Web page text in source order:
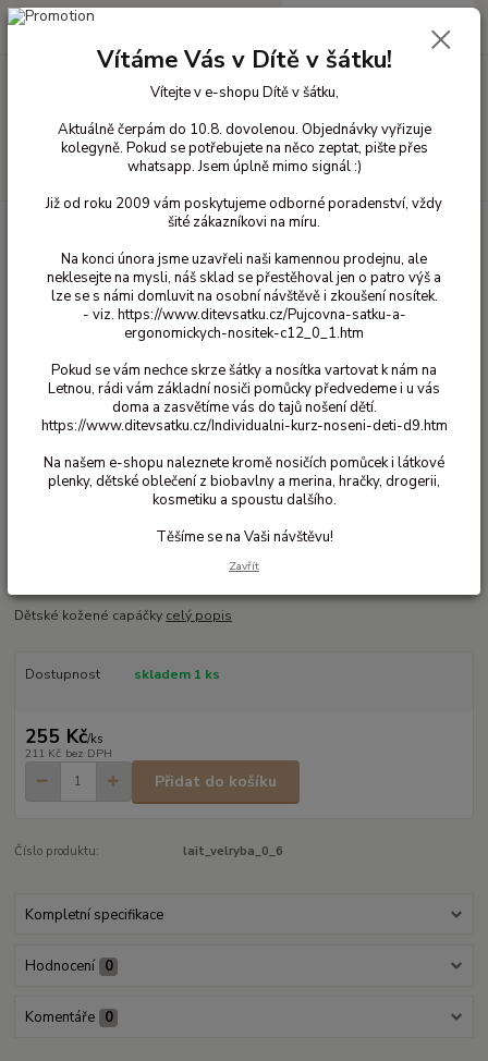
+420 603 818 836
0 Kč
Lait et Miel 0/6 měsíců
Lait et Miel - Růžové velryby 0-6
měsíců
- 50 %
Ohodnotit produkt
Dětské kožené capáčky celý popis
Dostupnost skladem 1 ks
255 Kč/ks
211 Kč bez DPH
Přidat do košíku
Číslo produktu: lait_velryba_0_6
Kompletní specifikace
Hodnocení 0
Komentáře 0
Vítáme Vás v Dítě v šátku!
Vítejte v e-shopu Dítě v šátku,
Aktuálně čerpám do 10.8. dovolenou. Objednávky vyřizuje
kolegyně. Pokud se potřebujete na něco zeptat, pište přes
whatsapp. Jsem úplně mimo signál :)
Již od roku 2009 vám poskytujeme odborné poradenství, vždy
šité zákazníkovi na míru.
Na konci února jsme uzavřeli naši kamennou prodejnu, ale
neklesejte na mysli, náš sklad se přestěhoval jen o patro výš a
lze se s námi domluvit na osobní návštěvě i zkoušení nosítek.
- viz. https://www.ditevsatku.cz/Pujcovna-satku-a-
ergonomickych-nositek-c12_0_1.htm
Pokud se vám nechce skrze šátky a nosítka vartovat k nám na
Letnou, rádi vám základní nosiči pomůcky předvedeme i u vás
doma a zasvětíme vás do tajů nošení dětí.
https://www.ditevsatku.cz/Individualni-kurz-noseni-deti-d9.htm
Na našem e-shopu naleznete kromě nosičích pomůcek i látkové
plenky, dětské oblečení z biobavlny a merina, hračky, drogerii,
kosmetiku a spoustu dalšího.
Těšíme se na Vaši návštěvu!
Zavřít